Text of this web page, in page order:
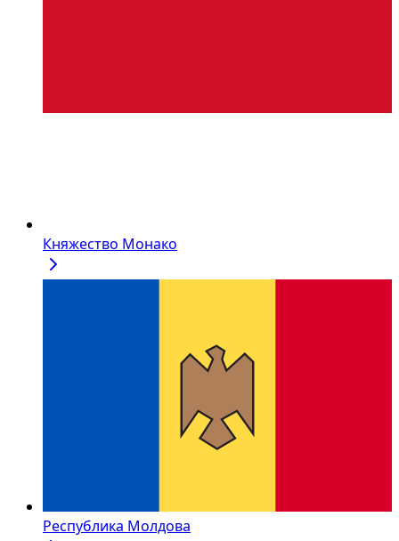
Княжество Монако
Республика Молдова